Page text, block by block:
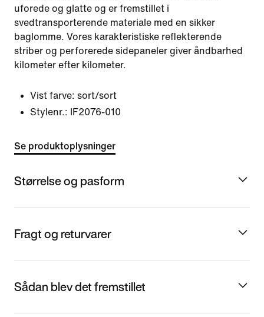
uforede og glatte og er fremstillet i
svedtransporterende materiale med en sikker
baglomme. Vores karakteristiske reflekterende
striber og perforerede sidepaneler giver åndbarhed
kilometer efter kilometer.
Vist farve: sort/sort
Stylenr.:
IF2076-010
Se produktoplysninger
Størrelse og pasform
Fragt og returvarer
Sådan blev det fremstillet